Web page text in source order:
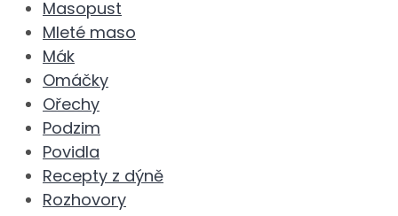
Masopust
Mleté maso
Mák
Omáčky
Ořechy
Podzim
Povidla
Recepty z dýně
Rozhovory